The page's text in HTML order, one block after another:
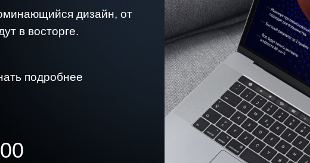
дизайн, от
в восторге.
подробнее